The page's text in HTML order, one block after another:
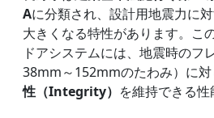
Aに分類され、設計用地震力に
大きくなる特性があります。こ
ドアシステムには、地震時のフ
38mm～152mmのたわみ）に対
性（Integrity） を維持できる性